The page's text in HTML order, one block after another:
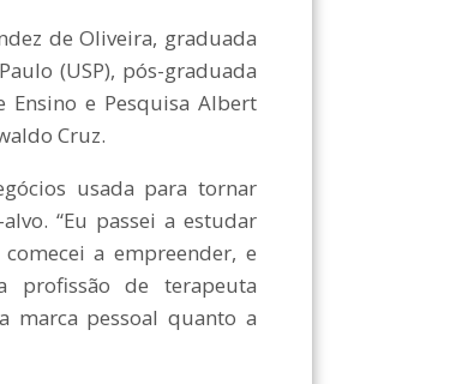
de Oliveira, graduada
(USP), pós-graduada
e Pesquisa Albert
Cruz.
usada para tornar
“Eu passei a estudar
a empreender, e
profissão de terapeuta
marca pessoal quanto a